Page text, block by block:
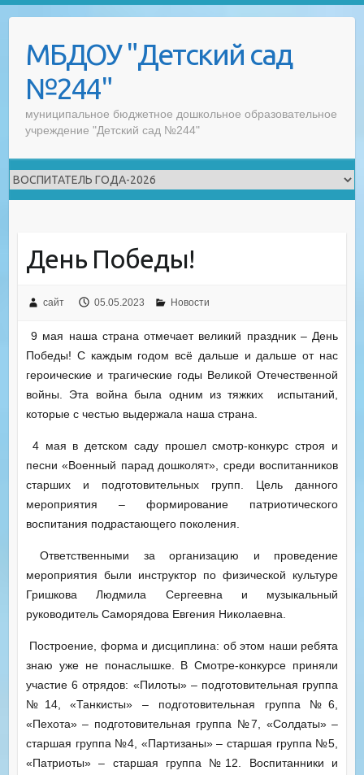
contentМБДОУ "Детский сад
№244"
муниципальное бюджетное дошкольное образовательное
учреждение "Детский сад №244"
День Победы!
сайт 05.05.2023 Новости
9 мая наша страна отмечает великий праздник – День
Победы! С каждым годом всё дальше и дальше от нас
героические и трагические годы Великой Отечественной
войны. Эта война была одним из тяжких испытаний,
которые с честью выдержала наша страна.
4 мая в детском саду прошел смотр-конкурс строя и
песни «Военный парад дошколят», среди воспитанников
старших и подготовительных групп. Цель данного
мероприятия – формирование патриотического
воспитания подрастающего поколения.
Ответственными за организацию и проведение
мероприятия были инструктор по физической культуре
Гришкова Людмила Сергеевна и музыкальный
руководитель Саморядова Евгения Николаевна.
Построение, форма и дисциплина: об этом наши ребята
знаю уже не понаслышке. В Смотре-конкурсе приняли
участие 6 отрядов: «Пилоты» – подготовительная группа
№14, «Танкисты» – подготовительная группа №6,
«Пехота» – подготовительная группа №7, «Солдаты» –
старшая группа №4, «Партизаны» – старшая группа №5,
«Патриоты» – старшая группа №12. Воспитанники и